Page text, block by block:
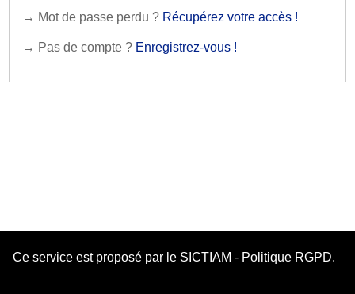
→ Mot de passe perdu ? Récupérez votre accès !
→ Pas de compte ? Enregistrez-vous !
Ce service est proposé par le SICTIAM - Politique RGPD.